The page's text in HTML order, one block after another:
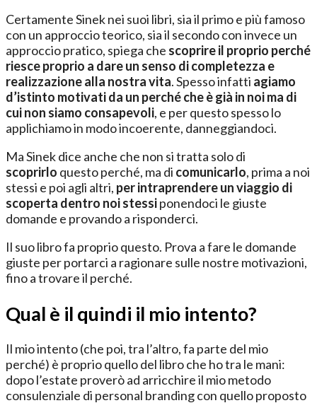
Certamente Sinek nei suoi libri, sia il primo e più famoso
con un approccio teorico, sia il secondo con invece un
approccio pratico, spiega che scoprire il proprio perché
riesce proprio a dare un senso di completezza e
realizzazione alla nostra vita. Spesso infatti agiamo
d’istinto motivati da un perché che è già in noi ma di
cui non siamo consapevoli, e per questo spesso lo
applichiamo in modo incoerente, danneggiandoci.
Ma Sinek dice anche che non si tratta solo di
scoprirlo questo perché, ma di comunicarlo, prima a noi
stessi e poi agli altri, per intraprendere un viaggio di
scoperta dentro noi stessiponendoci le giuste
domande e provando a risponderci.
Il suo libro fa proprio questo. Prova a fare le domande
giuste per portarci a ragionare sulle nostre motivazioni,
fino a trovare il perché.
Qual è il quindi il mio intento?
Il mio intento (che poi, tra l’altro, fa parte del mio
perché) è proprio quello del libro che ho tra le mani:
dopo l’estate proverò ad arricchire il mio metodo
consulenziale di personal branding con quello proposto